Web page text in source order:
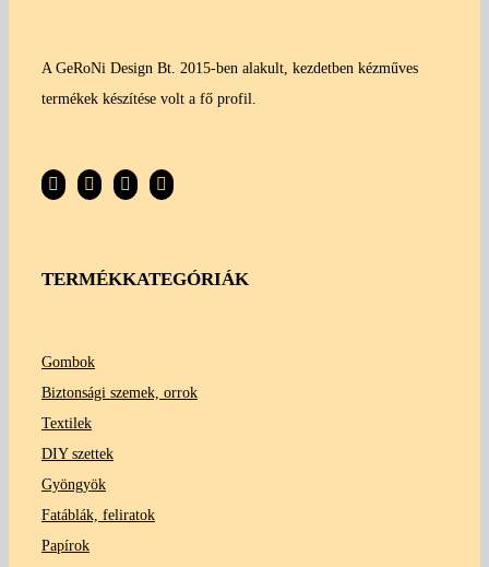
A GeRoNi Design Bt. 2015-ben alakult, kezdetben kézműves
termékek készítése volt a fő profil.
TERMÉKKATEGÓRIÁK
Gombok
Biztonsági szemek, orrok
Textilek
DIY szettek
Gyöngyök
Fatáblák, feliratok
Papírok